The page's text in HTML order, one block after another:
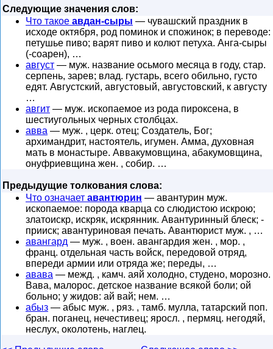
Следующие значения слов:
Что такое авдан-сыры — чувашский праздник в
исходе октября, род поминок и спожинок; в переводе:
петушье пиво; варят пиво и колют петуха. Анга-сыры
(-соарен), …
август — муж. название осьмого месяца в году, стар.
серпень, зарев; влад. густарь, всего обильно, густо
едят. Августский, августовый, августовский, к августу
…
авгит — муж. ископаемое из рода пироксена, в
шестиугольных черных столбцах.
авва — муж. , церк. отец; Создатель, Бог;
архимандрит, настоятель, игумен. Амма, духовная
мать в монастыре. Аввакумовщина, абакумовщина,
онуфриевщина жен. , собир. …
Предыдущие толкования слова:
Что означает авантюрин — авантурин муж.
ископаемое: порода кварца со слюдистою искрою;
златоискр, искряк, искрянник. Авантуринный блеск; -
прииск; авантуриновая печать. Авантюрист муж. , …
авангард — муж. , воен. авангардия жен. , мор. ,
франц. отдельная часть войск, передовой отряд,
впереди армии или отряда же; переды, …
авава — межд. , камч. аяй холодно, студено, морозно.
Вава, малорос. детское название всякой боли; ой
больно; у жидов: ай вай; нем. …
абыз — абыс муж. , ряз. , тамб. мулла, татарский поп.
бран. поганец, нечестивец; яросл. , пермяц. негодяй,
неслух, околотень, наглец.